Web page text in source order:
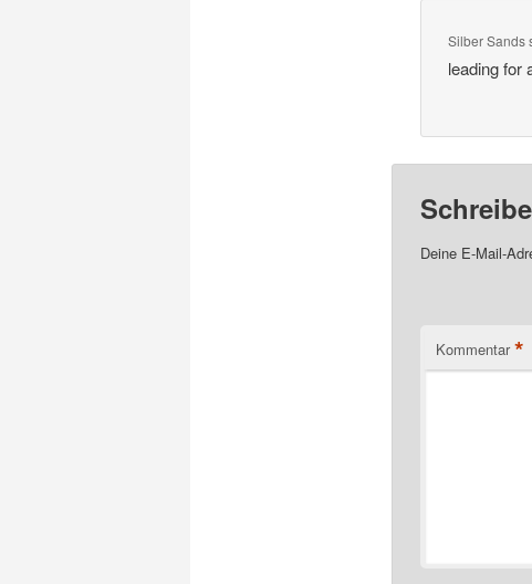
Silber Sands
leading
Deine E-Mail-
Kommentar *